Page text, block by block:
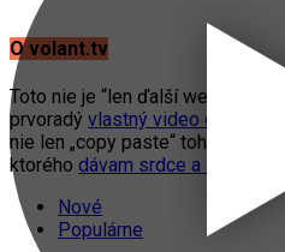
O volant.tv
Toto nie je “len ďalší web o
prvoradý vlastný video obsah
s
nie len „copy paste“ toho, čo
ktorého dávam srdce a svoje
Nové
Populárne